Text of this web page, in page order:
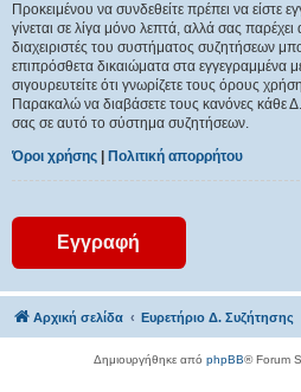
Προκειμένου να συνδεθείτε πρέπει να είστε
γίνεται σε λίγα μόνο λεπτά, αλλά σας
διαχειριστές του συστήματος συζητήσεων
επιπρόσθετα δικαιώματα στα εγγεγραμμένα
σιγουρευτείτε ότι γνωρίζετε τους όρους
Παρακαλώ να διαβάσετε τους κανόνες κάθε
σας σε αυτό το σύστημα συζητήσεων.
Όροι χρήσης
Πολιτική απορρήτου
Εγγραφή
Αρχική σελίδα Ευρετήριο Δ. Συζήτησης
Δημιουργήθηκε από phpBB® Forum